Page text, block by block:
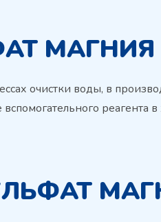
МАГНИЯ
очистки воды, в
реагента